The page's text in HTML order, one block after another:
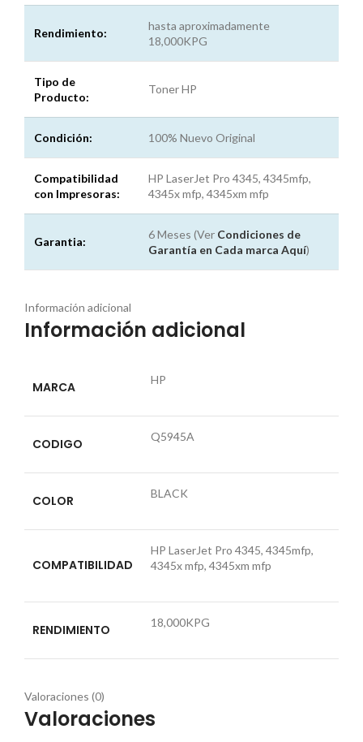
Rendimiento:
hasta aproximadamente
18,000KPG
Tipo de
Producto:
Toner HP
Condición: 100% Nuevo Original
Compatibilidad
con Impresoras:
HP LaserJet Pro 4345, 4345mfp,
4345x mfp, 4345xm mfp
Garantia:
6 Meses (Ver Condiciones de
Garantía en Cada marca Aquí)
Información adicional
Información adicional
MARCA HP
CODIGO Q5945A
COLOR BLACK
COMPATIBILIDAD
HP LaserJet Pro 4345, 4345mfp,
4345x mfp, 4345xm mfp
RENDIMIENTO 18,000KPG
Valoraciones (0)
Valoraciones